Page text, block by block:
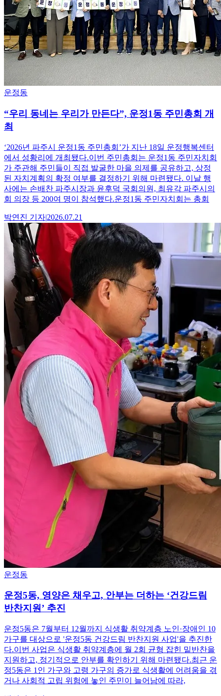
운정동
“우리 동네는 우리가 만든다”, 운정1동 주민총회 개
최
‘2026년 파주시 운정1동 주민총회’가 지난 18일 운정행복센터
에서 성황리에 개최됐다.이번 주민총회는 운정1동 주민자치회
가 주관해 주민들이 직접 발굴한 마을 의제를 공유하고, 상정
된 자치계획의 확정 여부를 결정하기 위해 마련됐다. 이날 행
사에는 손배찬 파주시장과 윤후덕 국회의원, 최유각 파주시의
회 의장 등 200여 명이 참석했다.운정1동 주민자치회는 총회
박연진 기자|2026.07.21
운정동
운정5동, 영양은 채우고, 안부는 더하는 ‘건강드림
반찬지원’ 추진
운정5동은 7월부터 12월까지 식생활 취약계층 노인·장애인 10
가구를 대상으로 '운정5동 건강드림 반찬지원 사업'을 추진한
다.이번 사업은 식생활 취약계층에 월 2회 균형 잡힌 밑반찬을
지원하고, 정기적으로 안부를 확인하기 위해 마련됐다.최근 운
정5동은 1인 가구와 고령 가구의 증가로 식생활에 어려움을 겪
거나 사회적 고립 위험에 놓인 주민이 늘어남에 따라,